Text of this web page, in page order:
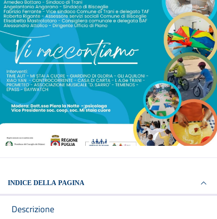
INDICE DELLA PAGINA
Descrizione